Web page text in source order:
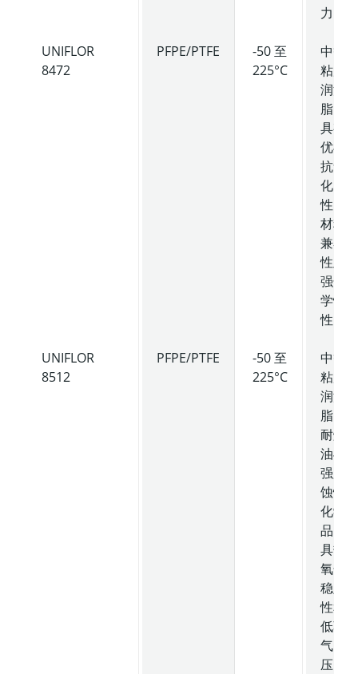
力。
UNIFLOR
8472
PFPE/PTFE
-50 至
225°C
中等
粘度
润滑
脂，
具有
优异
抗氧
化
性、
材料
兼容
性及
强化
学惰
性。
UNIFLOR
8512
PFPE/PTFE
-50 至
225°C
中等
粘度
润滑
脂，
耐燃
油与
强腐
蚀性
化学
品，
具热
氧化
稳定
性和
低蒸
气
压。